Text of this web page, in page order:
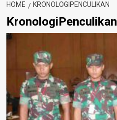
HOME KRONOLOGIPENCULIKAN
KronologiPenculikan